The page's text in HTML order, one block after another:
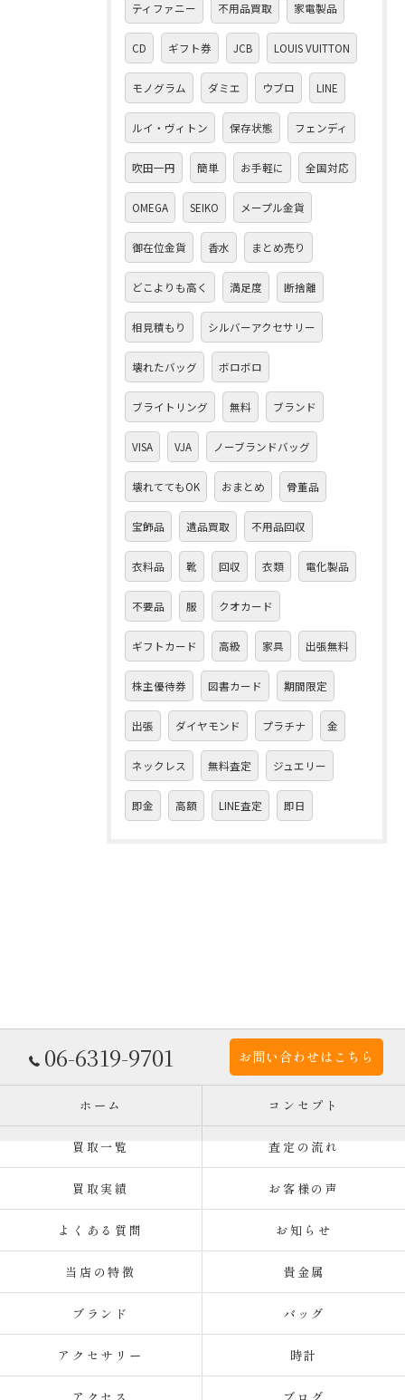
ティファニー 不用品買取 家電製品
CD ギフト券 JCB LOUIS VUITTON
モノグラム ダミエ ウブロ LINE
ルイ・ヴィトン 保存状態 フェンディ
吹田一円 簡単 お手軽に 全国対応
OMEGA SEIKO メープル金貨
御在位金貨 香水 まとめ売り
どこよりも高く 満足度 断捨離
相見積もり シルバーアクセサリー
壊れたバッグ ボロボロ
ブライトリング 無料 ブランド
VISA VJA ノーブランドバッグ
壊れててもOK おまとめ 骨董品
宝飾品 遺品買取 不用品回収
衣料品 靴 回収 衣類 電化製品
不要品 服 クオカード
ギフトカード 高級 家具 出張無料
株主優待券 図書カード 期間限定
出張 ダイヤモンド プラチナ 金
ネックレス 無料査定 ジュエリー
即金 高額 LINE査定 即日
06-6319-9701 お問い合わせはこちら
ホーム コンセプト
買取一覧 査定の流れ
買取実績 お客様の声
よくある質問 お知らせ
当店の特徴 貴金属
ブランド バッグ
アクセサリー 時計